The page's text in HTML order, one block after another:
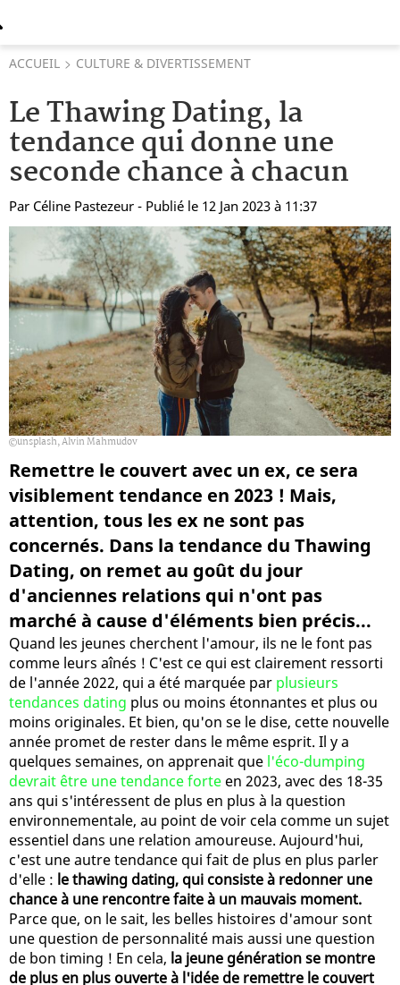
ACCUEIL CULTURE & DIVERTISSEMENT
Le Thawing Dating, la
tendance qui donne une
seconde chance à chacun
Par Céline Pastezeur - Publié le 12 Jan 2023 à 11:37
unsplash, Alvin Mahmudov
Remettre le couvert avec un ex, ce sera
visiblement tendance en 2023 ! Mais,
attention, tous les ex ne sont pas
concernés. Dans la tendance du Thawing
Dating, on remet au goût du jour
d'anciennes relations qui n'ont pas
marché à cause d'éléments bien précis...
Quand les jeunes cherchent l'amour, ils ne le font pas
comme leurs aînés ! C'est ce qui est clairement ressorti
de l'année 2022, qui a été marquée par plusieurs
tendances dating plus ou moins étonnantes et plus ou
moins originales. Et bien, qu'on se le dise, cette nouvelle
année promet de rester dans le même esprit. Il y a
quelques semaines, on apprenait que l'éco-dumping
devrait être une tendance forte en 2023, avec des 18-35
ans qui s'intéressent de plus en plus à la question
environnementale, au point de voir cela comme un sujet
essentiel dans une relation amoureuse. Aujourd'hui,
c'est une autre tendance qui fait de plus en plus parler
d'elle : le thawing dating, qui consiste à redonner une
chance à une rencontre faite à un mauvais moment.
Parce que, on le sait, les belles histoires d'amour sont
une question de personnalité mais aussi une question
de bon timing ! En cela, la jeune génération se montre
de plus en plus ouverte à l'idée de remettre le couvert